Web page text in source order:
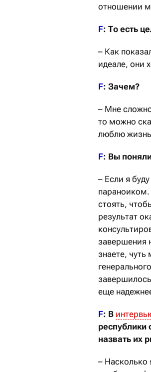
отношении
F: То есть
– Как
идеале, они
F: Зачем?
– Мне
то можно
люблю жизнь
F: Вы
– Если я
параноиком.
стоять,
результат
завершения
знаете,
еще
F: В
республики
назвать их
– Насколько